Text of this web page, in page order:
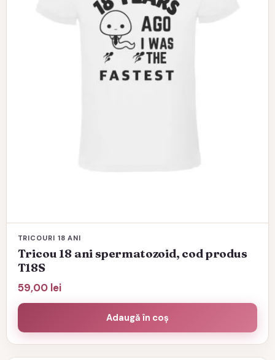
TRICOURI 18 ANI
Tricou 18 ani spermatozoid, cod produs
T18S
59,00 lei
Adaugă în coș